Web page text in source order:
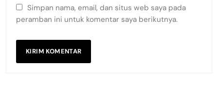
Simpan nama, email, dan situs web saya pada
peramban ini untuk komentar saya berikutnya.